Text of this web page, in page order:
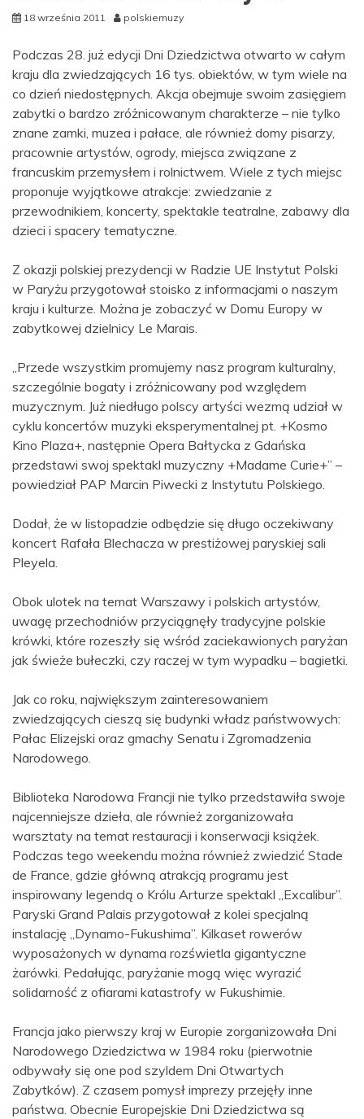
18 września 2011 polskiemuzy
Podczas 28. już edycji Dni Dziedzictwa otwarto w całym
kraju dla zwiedzających 16 tys. obiektów, w tym wiele na
co dzień niedostępnych. Akcja obejmuje swoim zasięgiem
zabytki o bardzo zróżnicowanym charakterze – nie tylko
znane zamki, muzea i pałace, ale również domy pisarzy,
pracownie artystów, ogrody, miejsca związane z
francuskim przemysłem i rolnictwem. Wiele z tych miejsc
proponuje wyjątkowe atrakcje: zwiedzanie z
przewodnikiem, koncerty, spektakle teatralne, zabawy dla
dzieci i spacery tematyczne.
Z okazji polskiej prezydencji w Radzie UE Instytut Polski
w Paryżu przygotował stoisko z informacjami o naszym
kraju i kulturze. Można je zobaczyć w Domu Europy w
zabytkowej dzielnicy Le Marais.
„Przede wszystkim promujemy nasz program kulturalny,
szczególnie bogaty i zróżnicowany pod względem
muzycznym. Już niedługo polscy artyści wezmą udział w
cyklu koncertów muzyki eksperymentalnej pt. +Kosmo
Kino Plaza+, następnie Opera Bałtycka z Gdańska
przedstawi swoj spektakl muzyczny +Madame Curie+” –
powiedział PAP Marcin Piwecki z Instytutu Polskiego.
Dodał, że w listopadzie odbędzie się długo oczekiwany
koncert Rafała Blechacza w prestiżowej paryskiej sali
Pleyela.
Obok ulotek na temat Warszawy i polskich artystów,
uwagę przechodniów przyciągnęły tradycyjne polskie
krówki, które rozeszły się wśród zaciekawionych paryżan
jak świeże bułeczki, czy raczej w tym wypadku – bagietki.
Jak co roku, największym zainteresowaniem
zwiedzających cieszą się budynki władz państwowych:
Pałac Elizejski oraz gmachy Senatu i Zgromadzenia
Narodowego.
Biblioteka Narodowa Francji nie tylko przedstawiła swoje
najcenniejsze dzieła, ale również zorganizowała
warsztaty na temat restauracji i konserwacji książek.
Podczas tego weekendu można również zwiedzić Stade
de France, gdzie główną atrakcją programu jest
inspirowany legendą o Królu Arturze spektakl „Excalibur”.
Paryski Grand Palais przygotował z kolei specjalną
instalację „Dynamo-Fukushima”. Kilkaset rowerów
wyposażonych w dynama rozświetla gigantyczne
żarówki. Pedałując, paryżanie mogą więc wyrazić
solidarność z ofiarami katastrofy w Fukushimie.
Francja jako pierwszy kraj w Europie zorganizowała Dni
Narodowego Dziedzictwa w 1984 roku (pierwotnie
odbywały się one pod szyldem Dni Otwartych
Zabytków). Z czasem pomysł imprezy przejęły inne
państwa. Obecnie Europejskie Dni Dziedzictwa są